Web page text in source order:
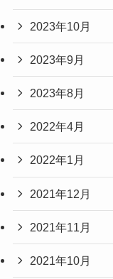
2023年10月
2023年9月
2023年8月
2022年4月
2022年1月
2021年12月
2021年11月
2021年10月